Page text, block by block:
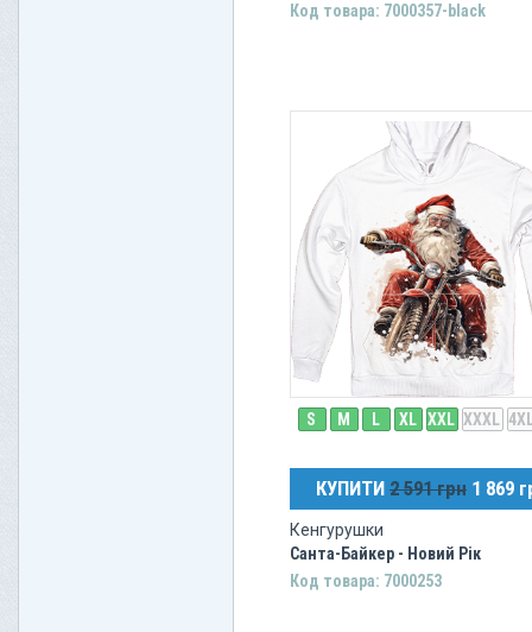
Код товара: 7000357-black
S M L XL XXL XXXL
КУПИТИ 2 591 грн 1 869
Кенгурушки
Санта-Байкер - Новий Рік
Код товара: 7000253